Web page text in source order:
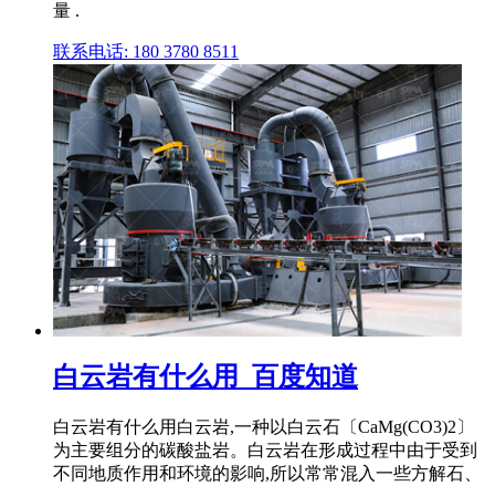
量 .
联系电话: 180 3780 8511
白云岩有什么用_百度知道
白云岩有什么用白云岩,一种以白云石〔CaMg(CO3)2〕
为主要组分的碳酸盐岩。白云岩在形成过程中由于受到
不同地质作用和环境的影响,所以常常混入一些方解石、